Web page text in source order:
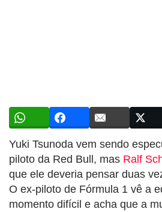
Yuki Tsunoda vem sendo
piloto da Red Bull, mas Ralf
que ele deveria pensar duas
O ex-piloto de Fórmula 1 vê a
momento difícil e acha que a